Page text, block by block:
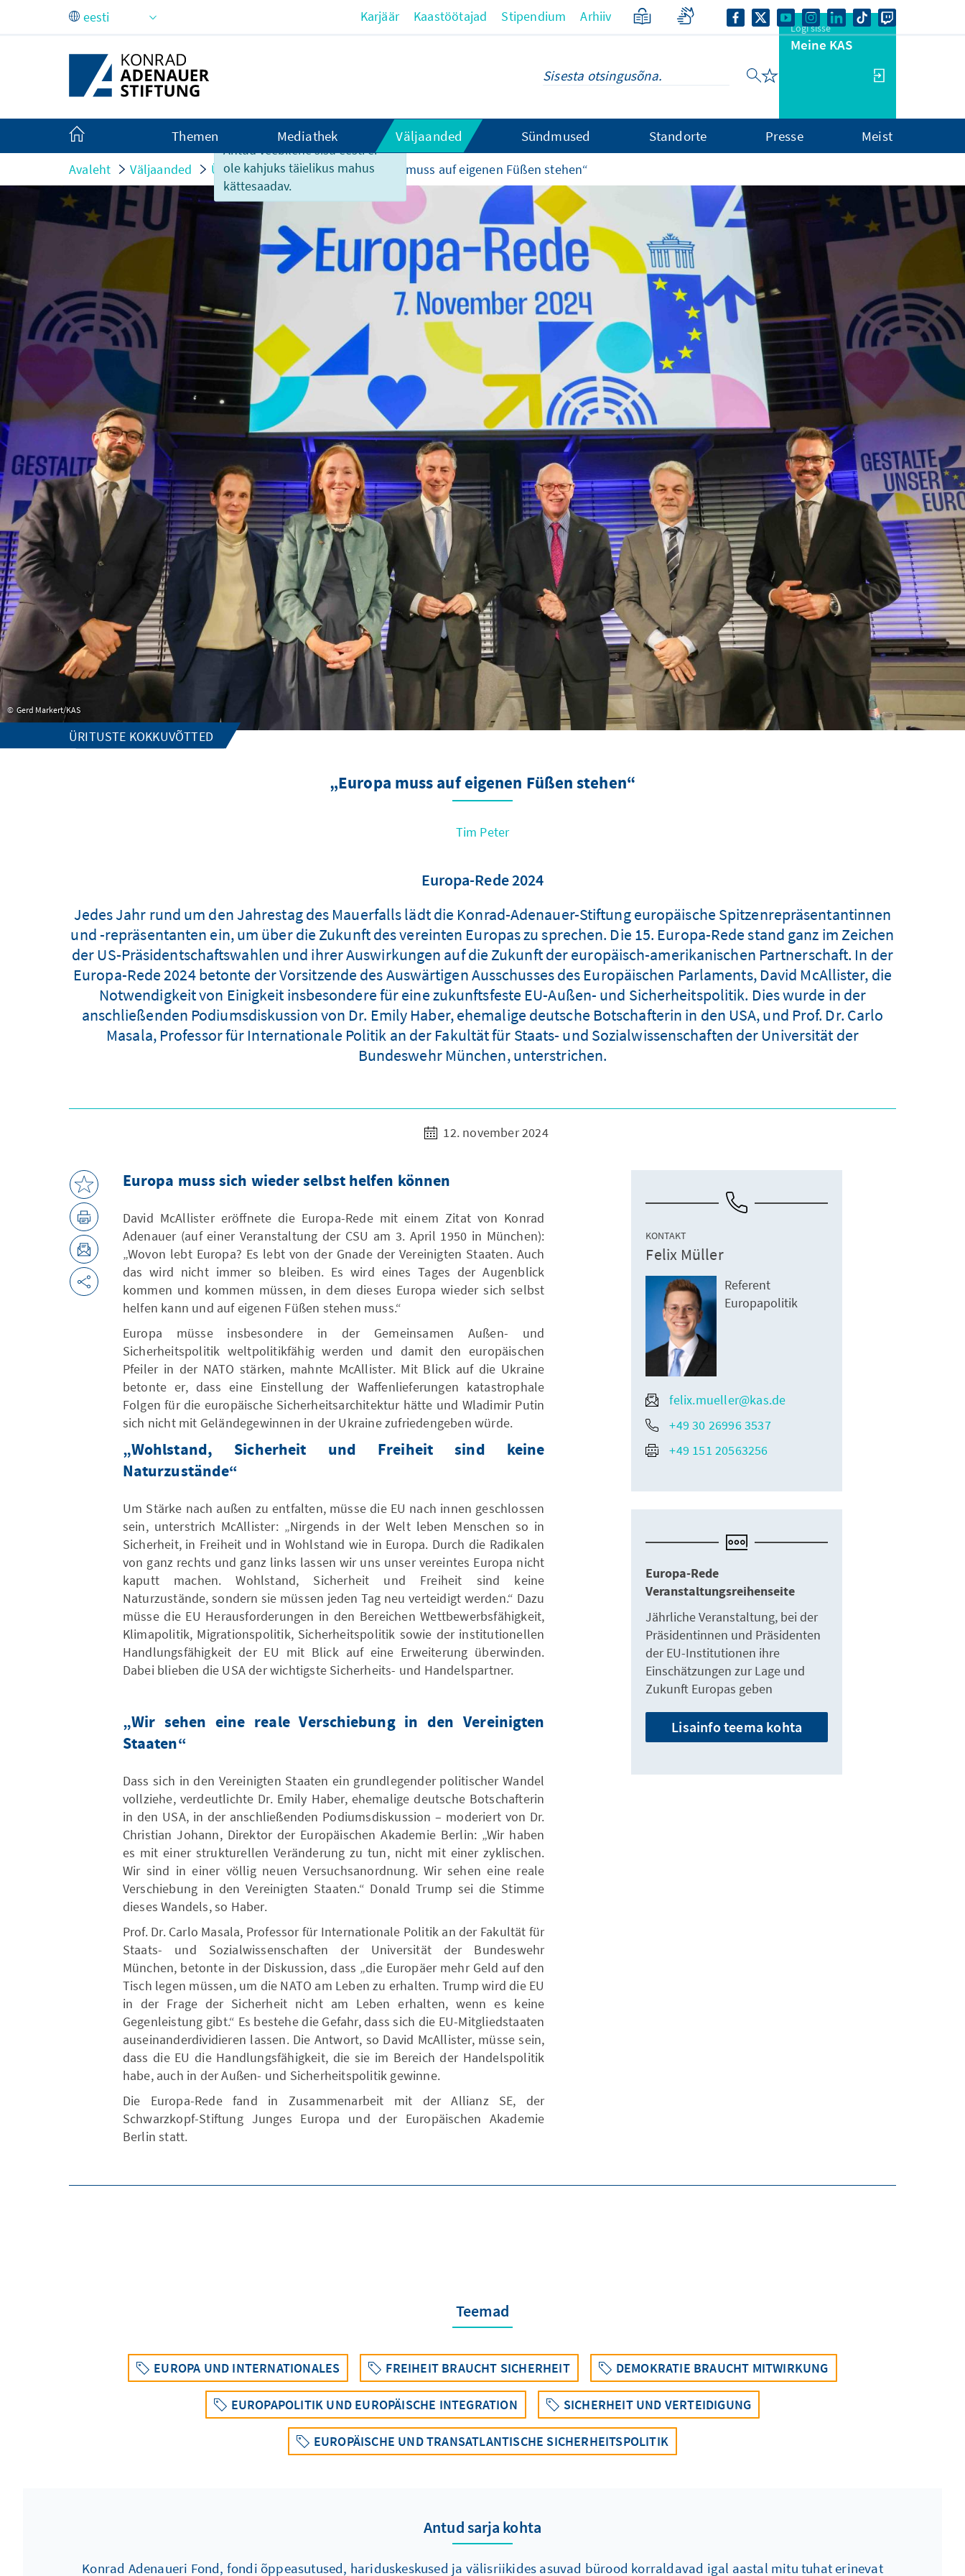
Skip to Main Content
Antud veebilehe sisu eesti ei
ole kahjuks täielikus mahus
kättesaadav.
Karjäär Kaastöötajad Stipendium Arhiiv
Logi sisse
Meine KAS
Themen Mediathek Väljaanded Sündmused Standorte Presse Meist
Avaleht Väljaanded Ürituste infomaterjalid „Europa muss auf eigenen Füßen stehen“
Gerd Markert/KAS
ÜRITUSTE KOKKUVÕTTED
„Europa muss auf eigenen Füßen stehen“
Tim Peter
Europa-Rede 2024
Jedes Jahr rund um den Jahrestag des Mauerfalls lädt die Konrad-Adenauer-Stiftung europäische Spitzenrepräsentantinnen
und -repräsentanten ein, um über die Zukunft des vereinten Europas zu sprechen. Die 15. Europa-Rede stand ganz im Zeichen
der US-Präsidentschaftswahlen und ihrer Auswirkungen auf die Zukunft der europäisch-amerikanischen Partnerschaft. In der
Europa-Rede 2024 betonte der Vorsitzende des Auswärtigen Ausschusses des Europäischen Parlaments, David McAllister, die
Notwendigkeit von Einigkeit insbesondere für eine zukunftsfeste EU-Außen- und Sicherheitspolitik. Dies wurde in der
anschließenden Podiumsdiskussion von Dr. Emily Haber, ehemalige deutsche Botschafterin in den USA, und Prof. Dr. Carlo
Masala, Professor für Internationale Politik an der Fakultät für Staats- und Sozialwissenschaften der Universität der
Bundeswehr München, unterstrichen.
12. november 2024
Europa muss sich wieder selbst helfen können
David McAllister eröffnete die Europa-Rede mit einem Zitat von Konrad
Adenauer (auf einer Veranstaltung der CSU am 3. April 1950 in München):
„Wovon lebt Europa? Es lebt von der Gnade der Vereinigten Staaten. Auch
das wird nicht immer so bleiben. Es wird eines Tages der Augenblick
kommen und kommen müssen, in dem dieses Europa wieder sich selbst
helfen kann und auf eigenen Füßen stehen muss.“
Europa müsse insbesondere in der Gemeinsamen Außen- und
Sicherheitspolitik weltpolitikfähig werden und damit den europäischen
Pfeiler in der NATO stärken, mahnte McAllister. Mit Blick auf die Ukraine
betonte er, dass eine Einstellung der Waffenlieferungen katastrophale
Folgen für die europäische Sicherheitsarchitektur hätte und Wladimir Putin
sich nicht mit Geländegewinnen in der Ukraine zufriedengeben würde.
„Wohlstand, Sicherheit und Freiheit sind keine
Naturzustände“
Um Stärke nach außen zu entfalten, müsse die EU nach innen geschlossen
sein, unterstrich McAllister: „Nirgends in der Welt leben Menschen so in
Sicherheit, in Freiheit und in Wohlstand wie in Europa. Durch die Radikalen
von ganz rechts und ganz links lassen wir uns unser vereintes Europa nicht
kaputt machen. Wohlstand, Sicherheit und Freiheit sind keine
Naturzustände, sondern sie müssen jeden Tag neu verteidigt werden.“ Dazu
müsse die EU Herausforderungen in den Bereichen Wettbewerbsfähigkeit,
Klimapolitik, Migrationspolitik, Sicherheitspolitik sowie der institutionellen
Handlungsfähigkeit der EU mit Blick auf eine Erweiterung überwinden.
Dabei blieben die USA der wichtigste Sicherheits- und Handelspartner.
„Wir sehen eine reale Verschiebung in den Vereinigten
Staaten“
Dass sich in den Vereinigten Staaten ein grundlegender politischer Wandel
vollziehe, verdeutlichte Dr. Emily Haber, ehemalige deutsche Botschafterin
in den USA, in der anschließenden Podiumsdiskussion – moderiert von Dr.
Christian Johann, Direktor der Europäischen Akademie Berlin: „Wir haben
es mit einer strukturellen Veränderung zu tun, nicht mit einer zyklischen.
Wir sind in einer völlig neuen Versuchsanordnung. Wir sehen eine reale
Verschiebung in den Vereinigten Staaten.“ Donald Trump sei die Stimme
dieses Wandels, so Haber.
Prof. Dr. Carlo Masala, Professor für Internationale Politik an der Fakultät für
Staats- und Sozialwissenschaften der Universität der Bundeswehr
München, betonte in der Diskussion, dass „die Europäer mehr Geld auf den
Tisch legen müssen, um die NATO am Leben zu erhalten. Trump wird die EU
in der Frage der Sicherheit nicht am Leben erhalten, wenn es keine
Gegenleistung gibt.“ Es bestehe die Gefahr, dass sich die EU-Mitgliedstaaten
auseinanderdividieren lassen. Die Antwort, so David McAllister, müsse sein,
dass die EU die Handlungsfähigkeit, die sie im Bereich der Handelspolitik
habe, auch in der Außen- und Sicherheitspolitik gewinne.
Die Europa-Rede fand in Zusammenarbeit mit der Allianz SE, der
Schwarzkopf-Stiftung Junges Europa und der Europäischen Akademie
Berlin statt.
KONTAKT
Felix Müller
Referent
Europapolitik
felix.mueller@kas.de
+49 30 26996 3537
+49 151 20563256
Europa-Rede
Veranstaltungsreihenseite
Jährliche Veranstaltung, bei der
Präsidentinnen und Präsidenten
der EU-Institutionen ihre
Einschätzungen zur Lage und
Zukunft Europas geben
Lisainfo teema kohta
Teemad
EUROPA UND INTERNATIONALES FREIHEIT BRAUCHT SICHERHEIT DEMOKRATIE BRAUCHT MITWIRKUNG
EUROPAPOLITIK UND EUROPÄISCHE INTEGRATION SICHERHEIT UND VERTEIDIGUNG
EUROPÄISCHE UND TRANSATLANTISCHE SICHERHEITSPOLITIK
Antud sarja kohta
Konrad Adenaueri Fond, fondi õppeasutused, hariduskeskused ja välisriikides asuvad bürood korraldavad igal aastal mitu tuhat erinevat